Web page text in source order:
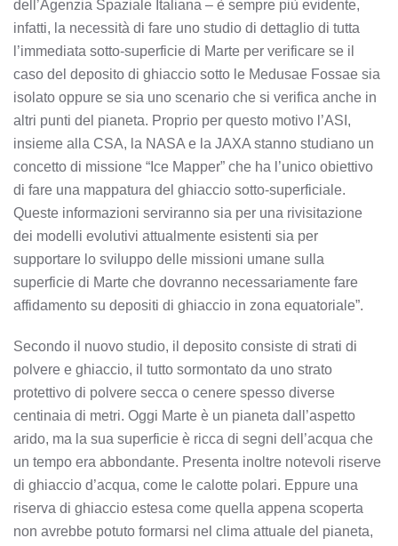
dell’Agenzia Spaziale Italiana – è sempre più evidente,
infatti, la necessità di fare uno studio di dettaglio di tutta
l’immediata sotto-superficie di Marte per verificare se il
caso del deposito di ghiaccio sotto le Medusae Fossae sia
isolato oppure se sia uno scenario che si verifica anche in
altri punti del pianeta. Proprio per questo motivo l’ASI,
insieme alla CSA, la NASA e la JAXA stanno studiano un
concetto di missione “Ice Mapper” che ha l’unico obiettivo
di fare una mappatura del ghiaccio sotto-superficiale.
Queste informazioni serviranno sia per una rivisitazione
dei modelli evolutivi attualmente esistenti sia per
supportare lo sviluppo delle missioni umane sulla
superficie di Marte che dovranno necessariamente fare
affidamento su depositi di ghiaccio in zona equatoriale”.
Secondo il nuovo studio, il deposito consiste di strati di
polvere e ghiaccio, il tutto sormontato da uno strato
protettivo di polvere secca o cenere spesso diverse
centinaia di metri. Oggi Marte è un pianeta dall’aspetto
arido, ma la sua superficie è ricca di segni dell’acqua che
un tempo era abbondante. Presenta inoltre notevoli riserve
di ghiaccio d’acqua, come le calotte polari. Eppure una
riserva di ghiaccio estesa come quella appena scoperta
non avrebbe potuto formarsi nel clima attuale del pianeta,